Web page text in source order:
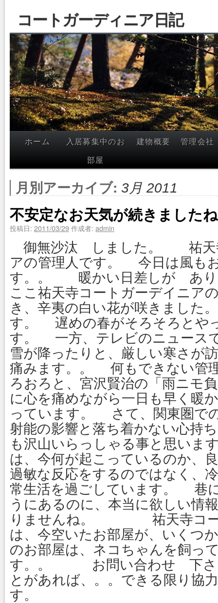
コートガーディニア日記
ホーム
入居募集中のお
部屋
建物概要 管理会社
月別アーカイブ: 3月 2011
不安定なお天気が続きました
投稿日: 2011/03/29作成者: admin
御無沙汰 しました。 祐天
アの管理人です。 今日は風も
す。。 暖かい日差しが あ
ここ祐天寺コートガーデイニア
き、辛夷の白い花が咲きました
す。 遅めの春がそろそろとや
す。 一方、テレビのニュース
雪が降ったりと、厳しい寒さが
痛みます。。 何もできない管
ろおろと、宮沢賢治の「雨ニモ
に心を痛めながら一日も早く暖
っています。 さて、関東圏で
射能の影響と落ち着かない心持
も沢山いらっしゃる事と思い
は、今何が起こっているのか、
過敏な反応をするのではなく、
常生活を過ごしています。 巷
うにあるのに、本当に欲しい情
りませんね。 祐天寺コー
は、今空いたお部屋が、いく
のお部屋は、ネコちゃんを飼
す。。 お問い合わせ 下さ
とがあれば、。。できる限り協
す。